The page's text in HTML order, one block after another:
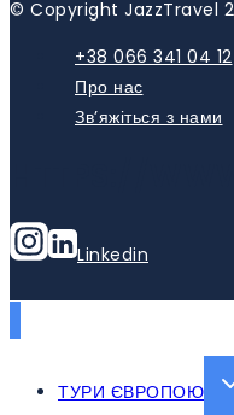
© Copyright JazzTravel
+38 066 341 04 12
Про нас
Зв’яжіться з нами
HTTPS://
Linkedin
ТУРИ ЄВРОПОЮ